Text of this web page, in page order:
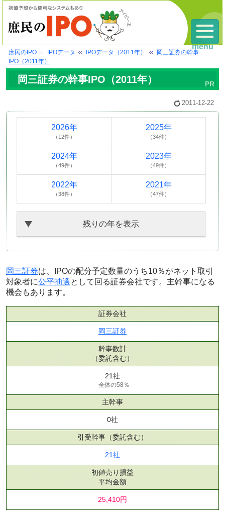
庶民のIPO IPOデータ IPOデータ（2011年）
岡三証券の幹事
IPO（2011年）
岡三証券の幹事IPO（2011年）
2011-12-22
2026年
（12件）
2025年
（34件）
2024年
（49件）
2023年
（49件）
2022年
（38件）
2021年
（47件）
残りの年を表示
岡三証券は、IPOの配分予定数量のうち10％がネット取引
対象者に公平抽選として回る証券会社です。主幹事になる
機会もあります。
証券会社
岡三証券
幹事数計
（委託含む）
21社
全体の58％
主幹事
0社
引受幹事 （委託含む）
21社
初値売り損益
平均金額
25,410円
menu